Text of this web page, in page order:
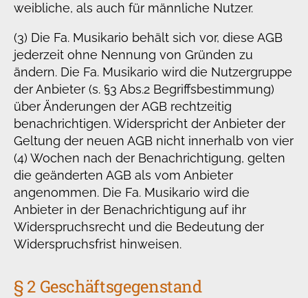
weibliche, als auch für männliche Nutzer.
(3) Die Fa. Musikario behält sich vor, diese AGB
jederzeit ohne Nennung von Gründen zu
ändern. Die Fa. Musikario wird die Nutzergruppe
der Anbieter (s. §3 Abs.2 Begriffsbestimmung)
über Änderungen der AGB rechtzeitig
benachrichtigen. Widerspricht der Anbieter der
Geltung der neuen AGB nicht innerhalb von vier
(4) Wochen nach der Benachrichtigung, gelten
die geänderten AGB als vom Anbieter
angenommen. Die Fa. Musikario wird die
Anbieter in der Benachrichtigung auf ihr
Widerspruchsrecht und die Bedeutung der
Widerspruchsfrist hinweisen.
§ 2 Geschäftsgegenstand